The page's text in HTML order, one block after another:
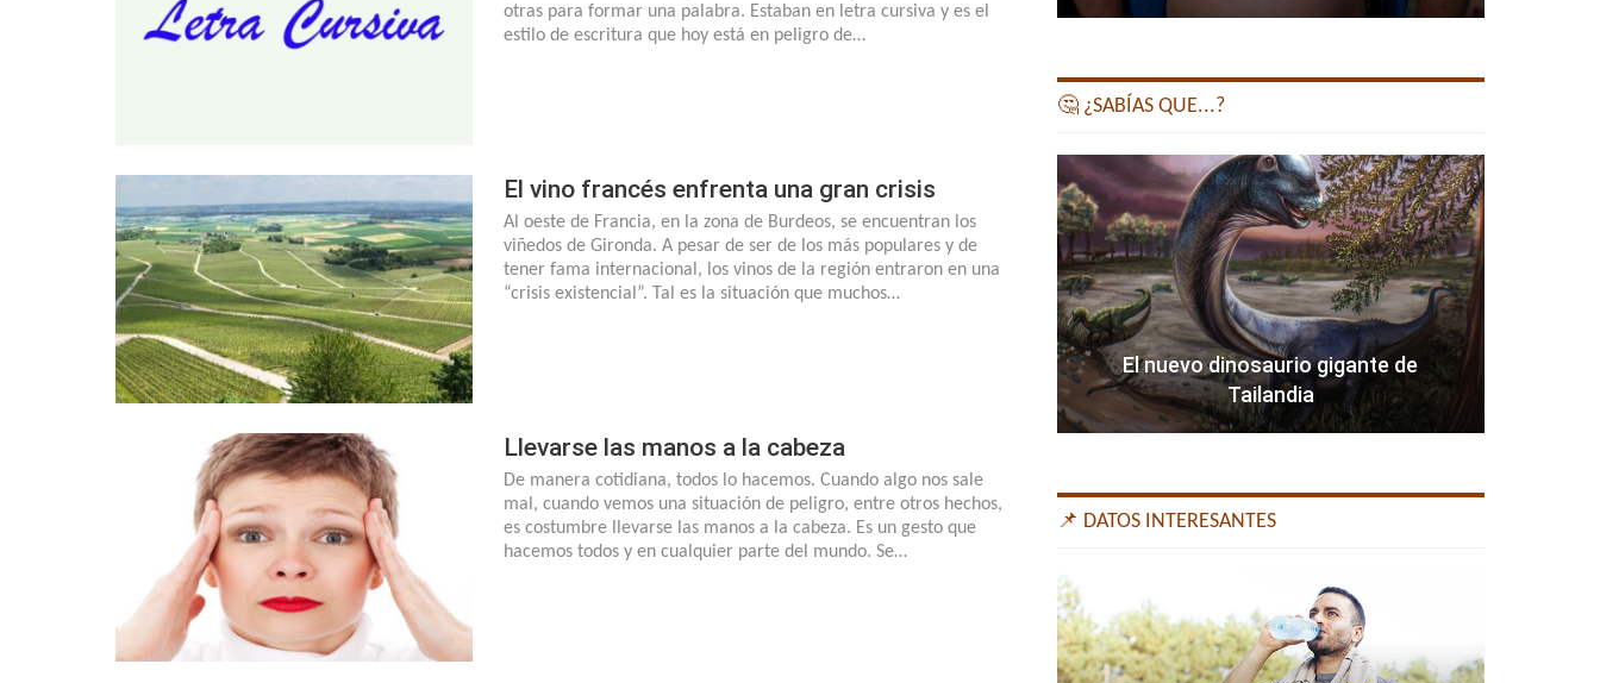
otras para formar una palabra. Estaban en letra cursiva y es el
estilo de escritura que hoy está en peligro de…
El vino francés enfrenta una gran crisis
Al oeste de Francia, en la zona de Burdeos, se encuentran los
viñedos de Gironda. A pesar de ser de los más populares y de
tener fama internacional, los vinos de la región entraron en una
“crisis existencial”. Tal es la situación que muchos…
Llevarse las manos a la cabeza
De manera cotidiana, todos lo hacemos. Cuando algo nos sale
mal, cuando vemos una situación de peligro, entre otros hechos,
es costumbre llevarse las manos a la cabeza. Es un gesto que
hacemos todos y en cualquier parte del mundo. Se…
🤔 ¿SABÍAS QUE...?
El nuevo dinosaurio gigante de
Tailandia
📌 DATOS INTERESANTES